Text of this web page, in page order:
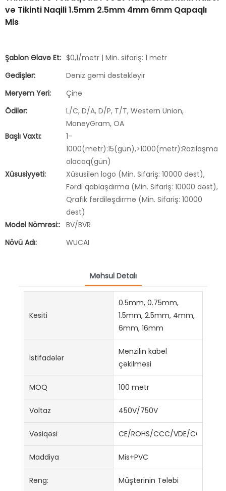
və Tikinti Naqili 1.5mm 2.5mm 4mm 6mm Qapaqlı
Mis
Şablon Əlavə Et: $0,1/metr | Min. sifariş: 1 metr
Gedişlər:
Dəniz gəmi dəstəkləyir
Məryəm Yeri:
Çinə
Ödilər:
L/C, D/A, D/P, T/T, Western Union,
MoneyGram, OA
Başlı Vaxtı:
1-
1000(metr):15(gün),>1000(metr):Razılaşma
olacaq(gün)
Xüsusiyyəti:
Xüsusilən logo (Min. Sifariş: 10000 dəst),
Fərdi qablaşdırma (Min. Sifariş: 10000 dəst),
Qrafik fərdiləşdirmə (Min. Sifariş: 10000
dəst)
Model Nömrəsi:: BV/BVR
Növü Adı:
WUCAI
Məhsul Detalı
Kesiti
0.5mm, 0.75mm,
1.5mm, 2.5mm, 4mm,
6mm, 16mm
İstifadələr
Mənzilin kabel
çəkilməsi
MOQ 100 metr
Voltaz 450V/750V
Vəsiqəsi CE/ROHS/CCC/VDE/CCC/
Maddiya Mis+PVC
Rəng: Müştərinin Tələbi